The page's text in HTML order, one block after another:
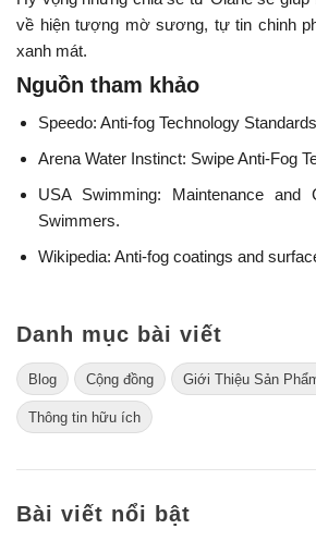
về hiện tượng mờ sương, tự tin chinh
xanh mát.
Nguồn tham khảo
Speedo: Anti-fog Technology
Arena Water Instinct: Swipe Anti-Fog
USA Swimming: Maintenance and
Swimmers.
Wikipedia: Anti-fog coatings and
Danh mục bài viết
Blog Cộng đồng Giới Thiệu Sản
Thông tin hữu ích
Bài viết nổi bật